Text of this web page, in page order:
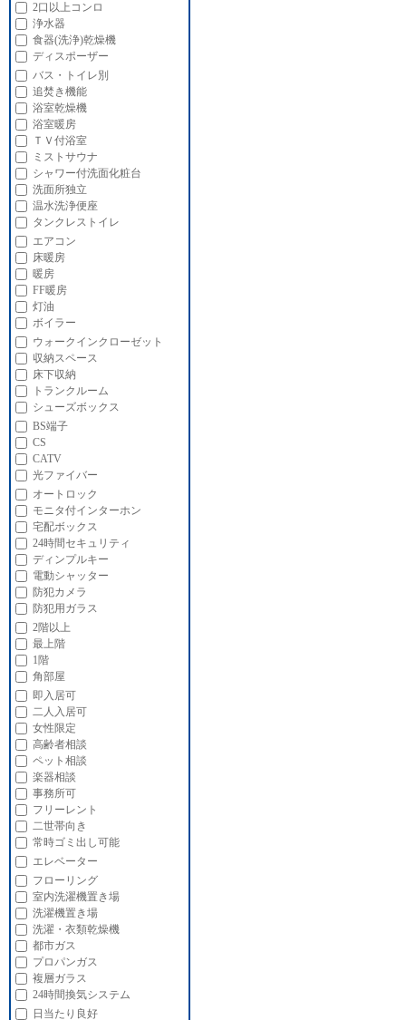
2口以上コンロ
浄水器
食器(洗浄)乾燥機
ディスポーザー
バス・トイレ別
追焚き機能
浴室乾燥機
浴室暖房
ＴＶ付浴室
ミストサウナ
シャワー付洗面化粧台
洗面所独立
温水洗浄便座
タンクレストイレ
エアコン
床暖房
暖房
FF暖房
灯油
ボイラー
ウォークインクローゼット
収納スペース
床下収納
トランクルーム
シューズボックス
BS端子
CS
CATV
光ファイバー
オートロック
モニタ付インターホン
宅配ボックス
24時間セキュリティ
ディンプルキー
電動シャッター
防犯カメラ
防犯用ガラス
2階以上
最上階
1階
角部屋
即入居可
二人入居可
女性限定
高齢者相談
ペット相談
楽器相談
事務所可
フリーレント
二世帯向き
常時ゴミ出し可能
エレベーター
フローリング
室内洗濯機置き場
洗濯機置き場
洗濯・衣類乾燥機
都市ガス
プロパンガス
複層ガラス
24時間換気システム
日当たり良好